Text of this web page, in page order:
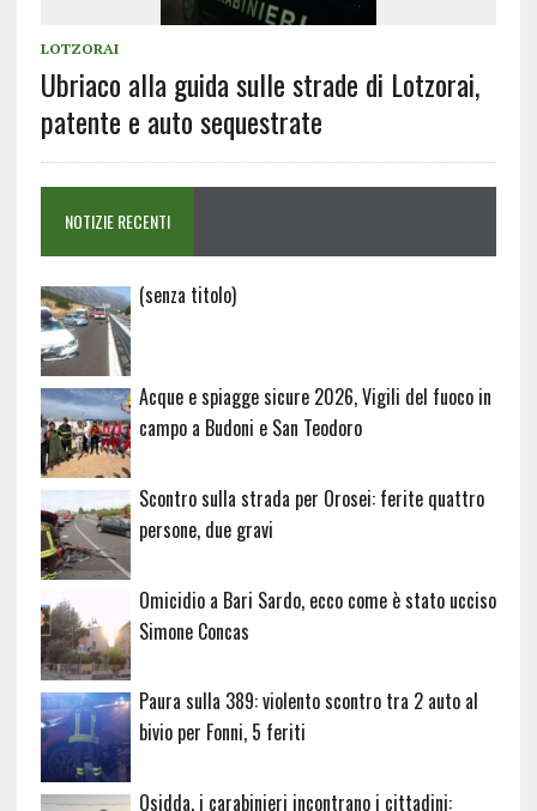
LOTZORAI
Ubriaco alla guida sulle strade di Lotzorai,
patente e auto sequestrate
NOTIZIE RECENTI
(senza titolo)Articolo
Acque e spiagge sicure 2026, Vigili del fuoco in
campo a Budoni e San Teodoro
Scontro sulla strada per Orosei: ferite quattro
persone, due gravi
Omicidio a Bari Sardo, ecco come è stato ucciso
Simone Concas
Paura sulla 389: violento scontro tra 2 auto al
bivio per Fonni, 5 feriti
Osidda, i carabinieri incontrano i cittadini: